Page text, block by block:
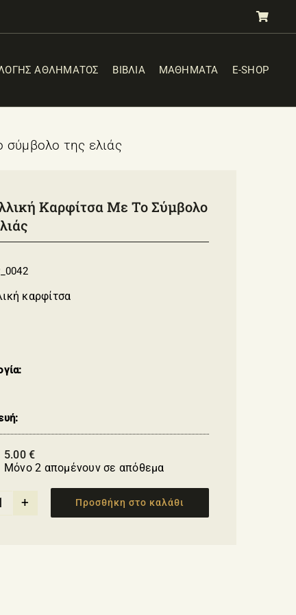
ΑΘΛΗΜΑΤΟΣ ΒΙΒΛΙΑ ΜΑΘΗΜΑΤΑ E-SHOP
σύμβολο της ελιάς
Καρφίτσα Με Το Σύμβολο
καρφίτσα
5.00€
Μόνο 2 απομένουν σε απόθεμα
Μεταλλική
Προσθήκη στο καλάθι